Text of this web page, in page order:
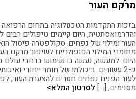
מרקם העור
בזכות התקדמות הטכנולוגיה בתחום
והדרמואסתטית, היום קיימים טיפולים
העור ומילוי של נפחים. סקולפטרה פיסול
מחומרי המילוי הפופולריים לשיפור מרקם
היום. למעשה, נעשה בו שימוש ברחבי
כ-2 עשורים. ביכולתו של חומר ייחודי
לעור הפנים נפחים חסרים להצערת העור,
מסוימים, […] לסרטון המלא>